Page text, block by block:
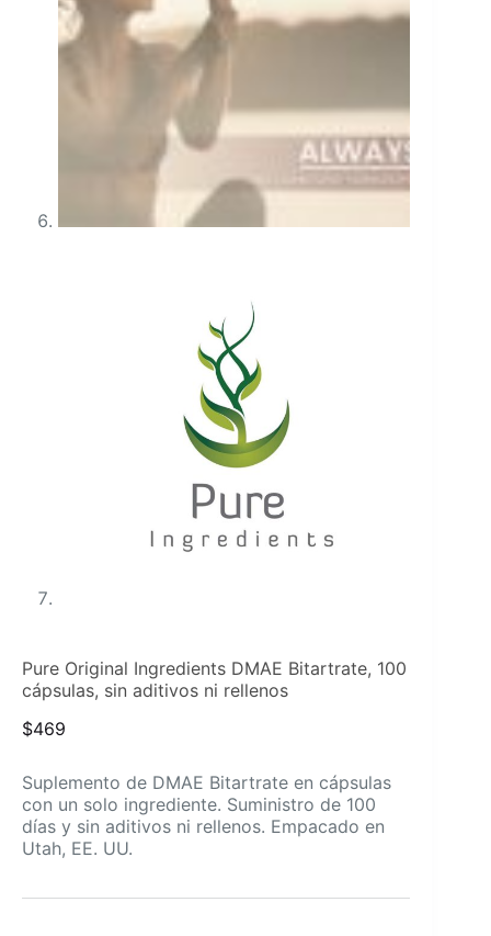
Pure Original Ingredients DMAE Bitartrate, 100
cápsulas, sin aditivos ni rellenos
$469
Suplemento de DMAE Bitartrate en cápsulas
con un solo ingrediente. Suministro de 100
días y sin aditivos ni rellenos. Empacado en
Utah, EE. UU.